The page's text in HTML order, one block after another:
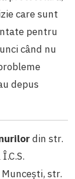
care sunt
pentru
când nu
depus
din str.
Muncești, str.